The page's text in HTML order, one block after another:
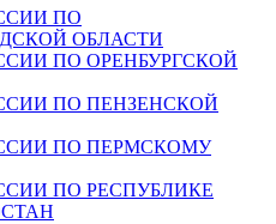
ПО
ОБЛАСТИ
ПО ОРЕНБУРГСКОЙ
ПО ПЕНЗЕНСКОЙ
ПО ПЕРМСКОМУ
ПО РЕСПУБЛИКЕ